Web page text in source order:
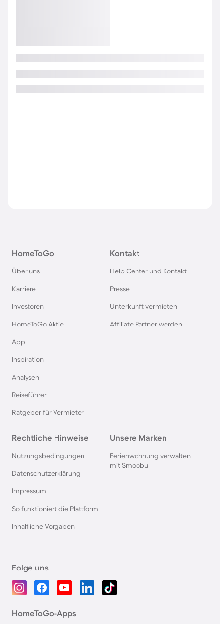
HomeToGo
Über uns
Karriere
Investoren
HomeToGo Aktie
App
Inspiration
Analysen
Reiseführer
Ratgeber für Vermieter
Kontakt
Help Center und Kontakt
Presse
Unterkunft vermieten
Affiliate Partner werden
Rechtliche Hinweise
Nutzungsbedingungen
Datenschutzerklärung
Impressum
So funktioniert die Plattform
Inhaltliche Vorgaben
Unsere Marken
Ferienwohnung verwalten
mit Smoobu
Folge uns
HomeToGo-Apps